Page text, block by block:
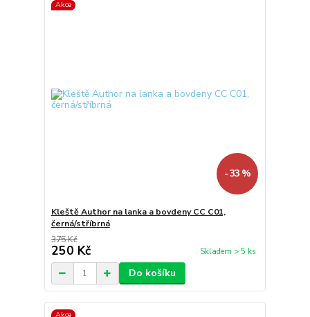
Akce
- 33 %
Kleště Author na lanka a bovdeny CC C01,
černá/stříbrná
375 Kč
250 Kč Skladem > 5 ks
Do košíku
Akce